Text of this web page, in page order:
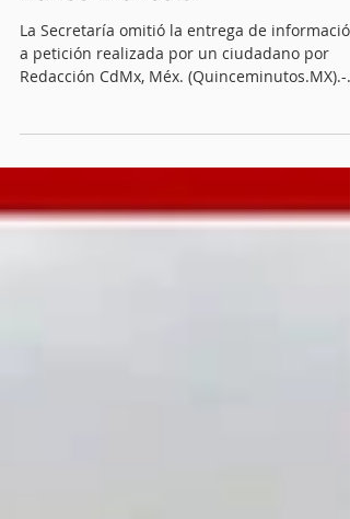
Ordena INAI transparentar 118
mdp para sucursales del
La Secretaría omitió la entrega de información
a petición realizada por un ciudadano por
Por...